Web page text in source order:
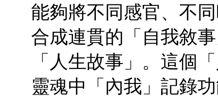
能夠將不同感官、不
合成連貫的「自我敘
「人生故事」。這個
靈魂中「內我」記錄